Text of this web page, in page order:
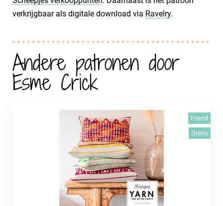
verkrijgbaar als digitale download via Ravelry.
Andere patronen door
Esme Crick
Friend
Gratis